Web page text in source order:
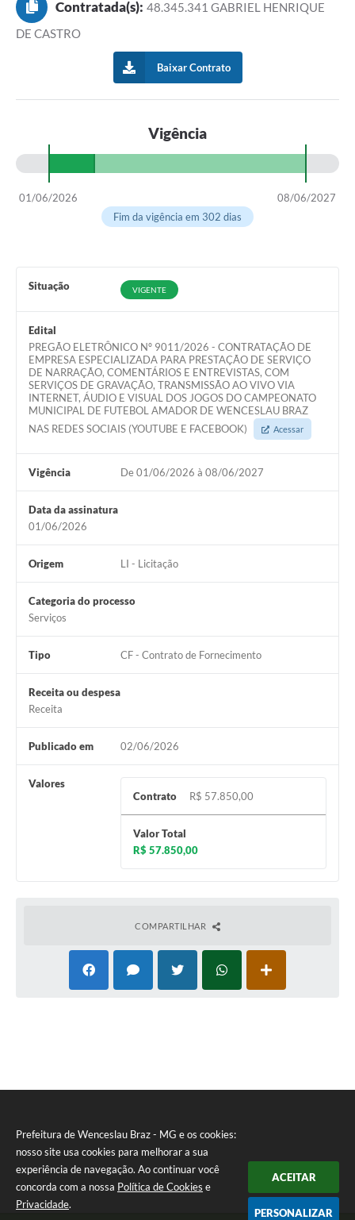
Prefeitura de Wenceslau Braz - MG e os cookies:
nosso site usa cookies para melhorar a sua
experiência de navegação. Ao continuar você
concorda com a nossa Política de Cookies e
Privacidade.
ACEITAR
PERSONALIZAR
Contratada(s): 48.345.341 GABRIEL HENRIQUE
DE CASTRO
Baixar Contrato
Vigência
01/06/2026
08/06/2027
Fim da vigência em 302 dias
Situação VIGENTE
Edital
PREGÃO ELETRÔNICO Nº 9011/2026 - CONTRATAÇÃO DE
EMPRESA ESPECIALIZADA PARA PRESTAÇÃO DE SERVIÇO
DE NARRAÇÃO, COMENTÁRIOS E ENTREVISTAS, COM
SERVIÇOS DE GRAVAÇÃO, TRANSMISSÃO AO VIVO VIA
INTERNET, ÁUDIO E VISUAL DOS JOGOS DO CAMPEONATO
MUNICIPAL DE FUTEBOL AMADOR DE WENCESLAU BRAZ
NAS REDES SOCIAIS (YOUTUBE E FACEBOOK)
Acessar
Vigência De 01/06/2026 à 08/06/2027
Data da assinatura
01/06/2026
Origem LI - Licitação
Categoria do processo
Serviços
Tipo CF - Contrato de Fornecimento
Receita ou despesa
Receita
Publicado em 02/06/2026
Valores
Contrato
R$ 57.850,00
Valor Total
R$ 57.850,00
COMPARTILHAR